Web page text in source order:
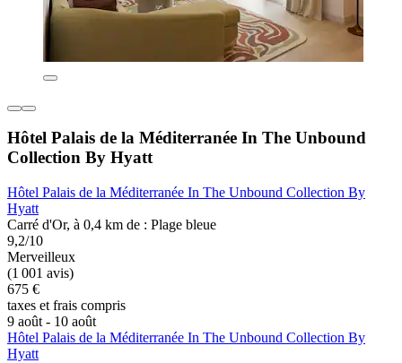
Hôtel Palais de la Méditerranée In The Unbound
Collection By Hyatt
Hôtel Palais de la Méditerranée In The Unbound Collection By
Hyatt
Carré d'Or, à 0,4 km de : Plage bleue
9,2/10
Merveilleux
(1 001 avis)
675 €
taxes et frais compris
9 août - 10 août
Hôtel Palais de la Méditerranée In The Unbound Collection By
Hyatt